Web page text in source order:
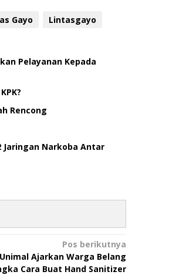
Gayo Lintasgayo
Pelayanan Kepada
Rencong
Jaringan Narkoba Antar
Pos berikutnya
Ajarkan Warga Belang
Cara Buat Hand Sanitizer